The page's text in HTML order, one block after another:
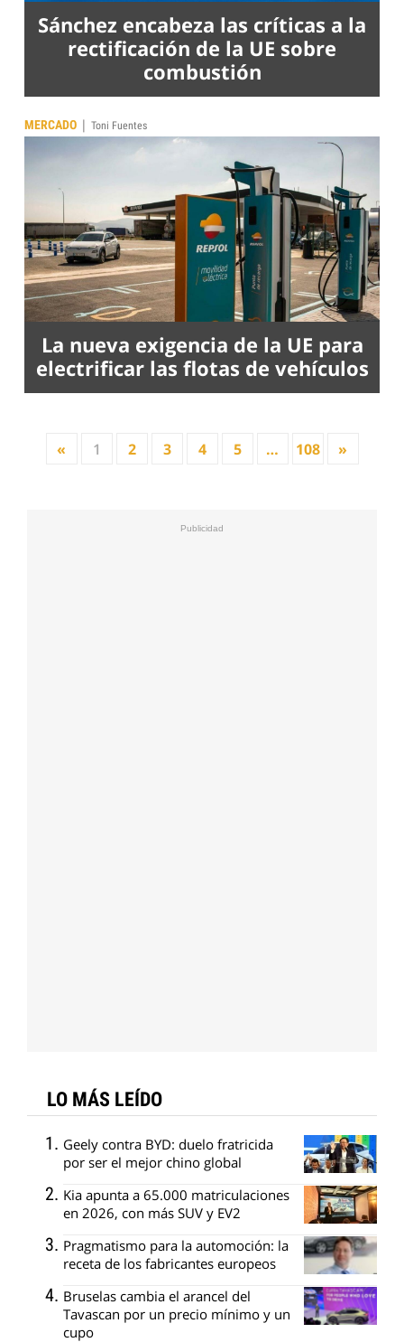
Sánchez encabeza las críticas a la
rectificación de la UE sobre
combustión
MERCADO | Toni Fuentes
La nueva exigencia de la UE para
electrificar las flotas de vehículos
« 1 2 3 4 5 … 108 »
LO MÁS LEÍDO
Geely contra BYD: duelo fratricida
por ser el mejor chino global
Kia apunta a 65.000 matriculaciones
en 2026, con más SUV y EV2
Pragmatismo para la automoción: la
receta de los fabricantes europeos
Bruselas cambia el arancel del
Tavascan por un precio mínimo y un
cupo